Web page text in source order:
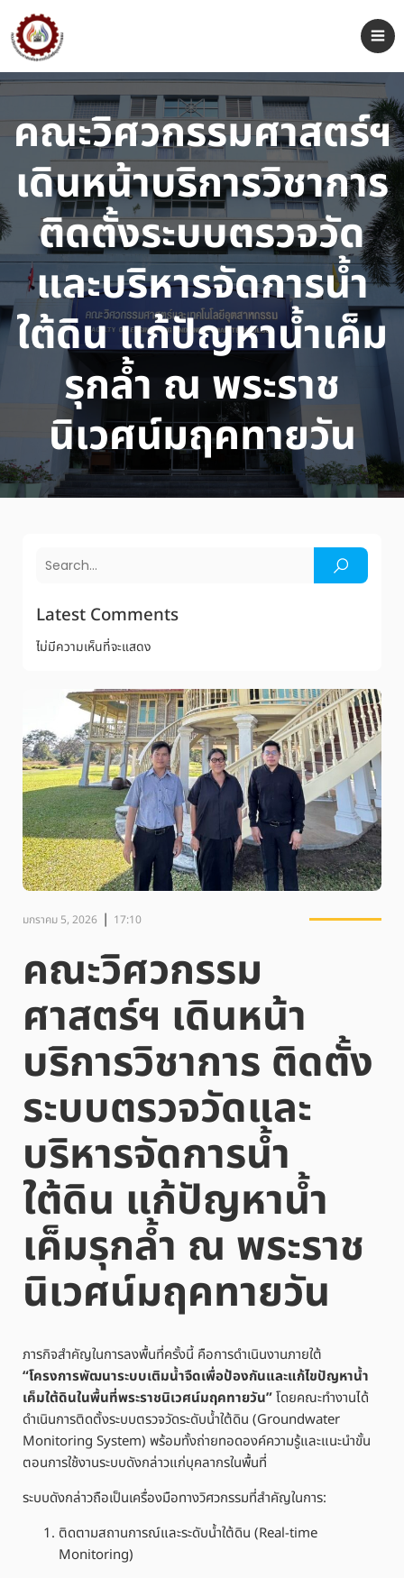
คณะวิศวกรรมศาสตร์ฯ
เดินหน้าบริการวิชาการ
ติดตั้งระบบตรวจวัด
และบริหารจัดการน้ำ
ใต้ดิน แก้ปัญหาน้ำเค็ม
รุกล้ำ ณ พระราช
นิเวศน์มฤคทายวัน
มกราคม 5, 2026 | 17:10
คณะวิศวกรรม
ศาสตร์ฯ เดินหน้า
บริการวิชาการ ติดตั้ง
ระบบตรวจวัดและ
บริหารจัดการน้ำ
ใต้ดิน แก้ปัญหาน้ำ
เค็มรุกล้ำ ณ พระราช
นิเวศน์มฤคทายวัน
ภารกิจสำคัญในการลงพื้นที่ครั้งนี้ คือการดำเนินงานภายใต้
“โครงการพัฒนาระบบเติมน้ำจืดเพื่อป้องกันและแก้ไขปัญหาน้ำ
เค็มใต้ดินในพื้นที่พระราชนิเวศน์มฤคทายวัน”โดยคณะทำงานได้
ดำเนินการติดตั้งระบบตรวจวัดระดับน้ำใต้ดิน (Groundwater
Monitoring System) พร้อมทั้งถ่ายทอดองค์ความรู้และแนะนำขั้น
ตอนการใช้งานระบบดังกล่าวแก่บุคลากรในพื้นที่
ระบบดังกล่าวถือเป็นเครื่องมือทางวิศวกรรมที่สำคัญในการ:
ติดตามสถานการณ์และระดับน้ำใต้ดิน (Real-time
Monitoring)
Latest Comments
ไม่มีความเห็นที่จะแสดง